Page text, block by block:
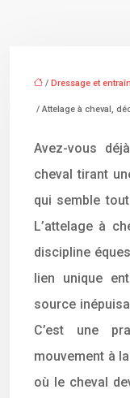
/ Dressage et
/ Attelage à cheval,
Avez-vous
cheval tirant
qui semble
L’attelage à
discipline
lien unique
source
C’est une
mouvement à
où le cheval